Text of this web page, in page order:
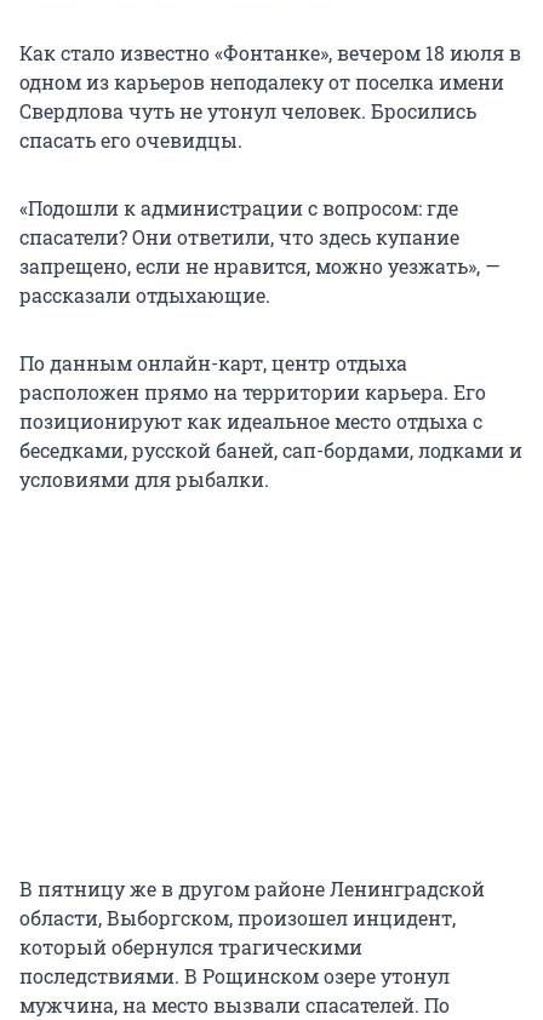
Как стало известно «Фонтанке», вечером 18 июля в
одном из карьеров неподалеку от поселка имени
Свердлова чуть не утонул человек. Бросились
спасать его очевидцы.
«Подошли к администрации с вопросом: где
спасатели? Они ответили, что здесь купание
запрещено, если не нравится, можно уезжать», —
рассказали отдыхающие.
По данным онлайн-карт, центр отдыха
расположен прямо на территории карьера. Его
позиционируют как идеальное место отдыха с
беседками, русской баней, сап-бордами, лодками и
условиями для рыбалки.
В пятницу же в другом районе Ленинградской
области, Выборгском, произошел инцидент,
который обернулся трагическими
последствиями. В Рощинском озере утонул
мужчина, на место вызвали спасателей. По